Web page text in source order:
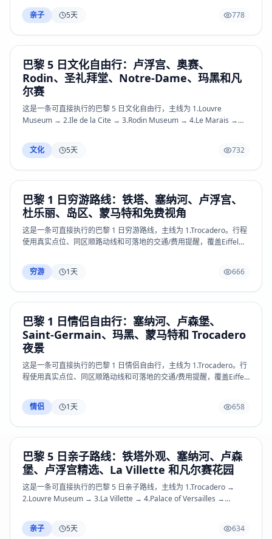
用提醒，覆盖Eiffel Tower、Trocadero、Champ de Mars、Louvre
Museum、Tuileries Garden、Palais Royal、Musee d’Orsay、Rodin
Chapelle、Latin Quarter、Luxembourg Garden、Saint-Germain-
Montmartre、Sacre-Coeur、Palais Garnier、Arc de Triomphe、
Seine quays、Canal Saint-Martin、Marche d’Aligre、Pere
Lachaise、Versailles、La Villette 和 Paris Catacombs 等关键体验；
亲子 5天 778
巴黎 5 日文化自由行：卢浮宫、奥赛、
Rodin、圣礼拜堂、Notre-Dame、玛黑和凡
尔赛
这是一条可直接执行的巴黎 5 日文化自由行，主线为 1.Louvre
Museum → 2.Ile de la Cite → 3.Rodin Museum → 4.Le Marais →
交通/费用提醒，覆盖Eiffel Tower、Trocadero、Champ de Mars、
Louvre Museum、Tuileries Garden、Palais Royal、Musee
Dame、Sainte-Chapelle、Latin Quarter、Luxembourg Garden、
Pompidou、Montmartre、Sacre-Coeur、Palais Garnier、Arc de
Triomphe、Seine quays、Canal Saint-Martin、Marche d’Aligre、
Pere Lachaise、Versailles、La Villette 和 Paris Catacombs 等关键体
验；热门场馆、景区预约、开放时间和小交通以官方页面或现场公告为
准。
文化 5天 732
巴黎 1 日穷游路线：铁塔、塞纳河、卢浮宫、
杜乐丽、岛区、蒙马特和免费视角
这是一条可直接执行的巴黎 1 日穷游路线，主线为 1.Trocadero。行程
使用真实点位、同区顺路动线和可落地的交通/费用提醒，覆盖Eiffel
Garden、Palais Royal、Musee d’Orsay、Rodin Museum、Les
Invalides、Ile de la Cite、Notre-Dame、Sainte-Chapelle、Latin
Mouffetard、Le Marais、Centre Pompidou、Montmartre、Sacre-
Saint-Martin、Marche d’Aligre、Pere Lachaise、Versailles、La
Villette 和 Paris Catacombs 等关键体验；热门场馆、景区预约、开放
时间和小交通以官方页面或现场公告为准。
穷游 1天 666
巴黎 1 日情侣自由行：塞纳河、卢森堡、
Saint-Germain、玛黑、蒙马特和 Trocadero
夜景
这是一条可直接执行的巴黎 1 日情侣自由行，主线为 1.Trocadero。行
程使用真实点位、同区顺路动线和可落地的交通/费用提醒，覆盖Eiffel
Garden、Palais Royal、Musee d’Orsay、Rodin Museum、Les
Invalides、Ile de la Cite、Notre-Dame、Sainte-Chapelle、Latin
Mouffetard、Le Marais、Centre Pompidou、Montmartre、Sacre-
Saint-Martin、Marche d’Aligre、Pere Lachaise、Versailles、La
Villette 和 Paris Catacombs 等关键体验；热门场馆、景区预约、开放
时间和小交通以官方页面或现场公告为准。
情侣 1天 658
巴黎 5 日亲子路线：铁塔外观、塞纳河、卢森
堡、卢浮宫精选、La Villette 和凡尔赛花园
这是一条可直接执行的巴黎 5 日亲子路线，主线为 1.Trocadero →
2.Louvre Museum → 3.La Villette → 4.Palace of Versailles →
用提醒，覆盖Eiffel Tower、Trocadero、Champ de Mars、Louvre
Museum、Tuileries Garden、Palais Royal、Musee d’Orsay、Rodin
亲子 5天 634